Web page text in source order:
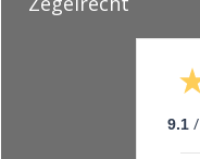
9.1 /